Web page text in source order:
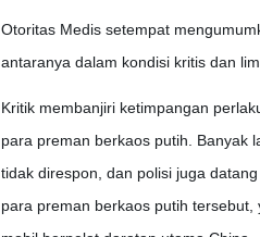
Otoritas Medis setempat
antaranya dalam kondisi kritis dan
Kritik membanjiri ketimpangan
para preman berkaos putih. Banyak
tidak direspon, dan polisi juga
para preman berkaos putih